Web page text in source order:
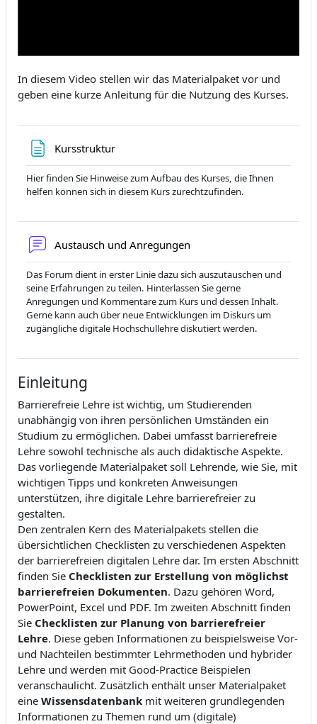
In diesem Video stellen wir das Materialpaket vor und
geben eine kurze Anleitung für die Nutzung des Kurses.
KursstrukturTextseite
Hier finden Sie Hinweise zum Aufbau des Kurses, die Ihnen
helfen können sich in diesem Kurs zurechtzufinden.
Austausch und Anregungen
Das Forum dient in erster Linie dazu sich auszutauschen und
seine Erfahrungen zu teilen. Hinterlassen Sie gerne
Anregungen und Kommentare zum Kurs und dessen Inhalt.
Gerne kann auch über neue Entwicklungen im Diskurs um
zugängliche digitale Hochschullehre diskutiert werden.
Einleitung
Barrierefreie Lehre ist wichtig, um Studierenden
unabhängig von ihren persönlichen Umständen ein
Studium zu ermöglichen. Dabei umfasst barrierefreie
Lehre sowohl technische als auch didaktische Aspekte.
Das vorliegende Materialpaket soll Lehrende, wie Sie, mit
wichtigen Tipps und konkreten Anweisungen
unterstützen, ihre digitale Lehre barrierefreier zu
gestalten.
Den zentralen Kern des Materialpakets stellen die
übersichtlichen Checklisten zu verschiedenen Aspekten
der barrierefreien digitalen Lehre dar. Im ersten Abschnitt
finden Sie Checklisten zur Erstellung von möglichst
barrierefreien Dokumenten. Dazu gehören Word,
PowerPoint, Excel und PDF. Im zweiten Abschnitt finden
Sie Checklisten zur Planung von barrierefreier
Lehre. Diese geben Informationen zu beispielsweise Vor-
und Nachteilen bestimmter Lehrmethoden und hybrider
Lehre und werden mit Good-Practice Beispielen
veranschaulicht. Zusätzlich enthält unser Materialpaket
eine Wissensdatenbank mit weiteren grundlegenden
Informationen zu Themen rund um (digitale)